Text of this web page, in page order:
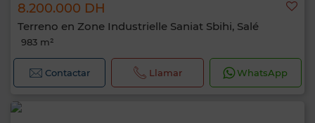
8.200.000 DH
Terreno en Zone Industrielle Saniat Sbihi, Salé
983 m²
Contactar Llamar WhatsApp